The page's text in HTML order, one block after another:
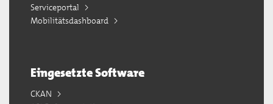
Serviceportal
Mobilitätsdashboard
Eingesetzte Software
CKAN